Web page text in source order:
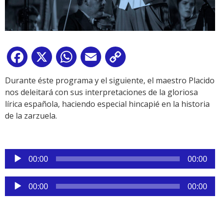
Facebook
X WhatsApp
Email
Link
Durante éste programa y el siguiente, el maestro Placido
nos deleitará con sus interpretaciones de la gloriosa
lírica española, haciendo especial hincapié en la historia
de la zarzuela.
Reproductor
de
audio
00:00 00:00
Reproductor
de
00:00 00:00